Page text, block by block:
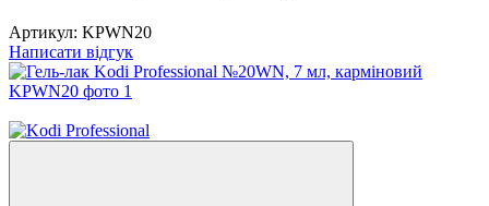
Артикул: KPWN20
Написати відгук